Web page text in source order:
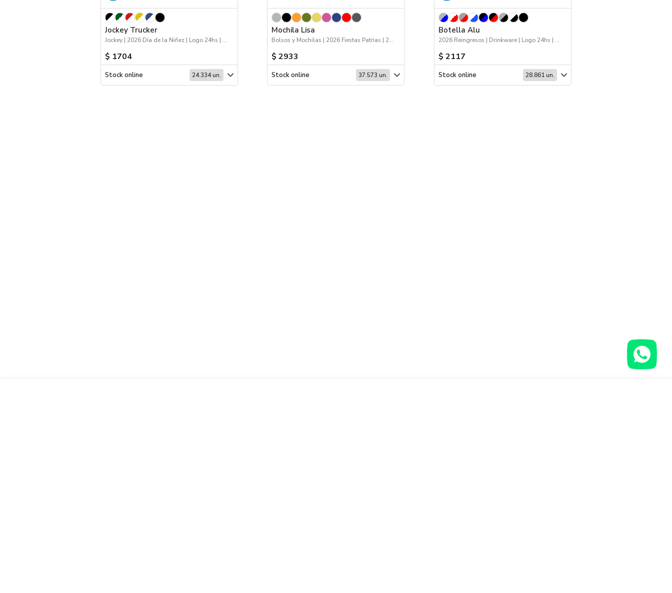
Jockey Trucker
Jockey | 2026 Día de la Niñez | Logo 24hs | Deporte
$ 1704
Stock online 24.334 un.
Mochila Lisa
Bolsos y Mochilas | 2026 Fiestas Patrias | 2026 Día de la Niñez
$ 2933
Stock online 37.573 un.
Botella Alu
2026 Reingresos | Drinkware | Logo 24hs | Deporte
$ 2117
Stock online 28.861 un.